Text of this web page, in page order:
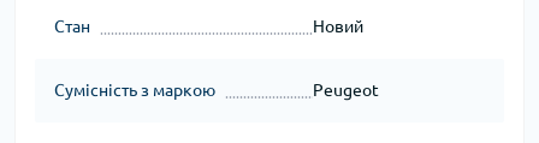
Стан Новий
Сумісність з маркою Peugeot